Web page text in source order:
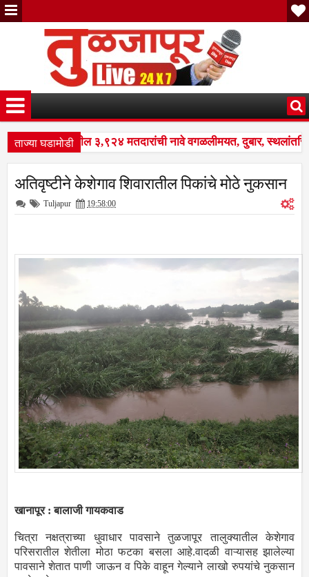
ताज्या घडामोडी
शहरातील ३,९२४ मतदारांची नावे वगळलीमयत, दुबार, स्थलांतरित
पुनरीक्षण कार्यक्रमात मोठे बदल; भारत निवडणूक आयोगाने सुधारित
शहरातील ३,९२४ मतदारांची नावे वगळलीमयत, दुबार, स्थलांतरित
अतिवृष्टीने केशेगाव शिवारातील पिकांचे मोठे नुकसान
Tuljapur 19:58:00
खानापूर : बालाजी गायकवाड
चित्रा नक्षत्राच्या धुवाधार पावसाने तुळजापूर तालुक्यातील केशेगाव
परिसरातील शेतीला मोठा फटका बसला आहे.वादळी वाऱ्यासह झालेल्या
पावसाने शेतात पाणी जाऊन व पिके वाहून गेल्याने लाखो रुपयांचे नुकसान